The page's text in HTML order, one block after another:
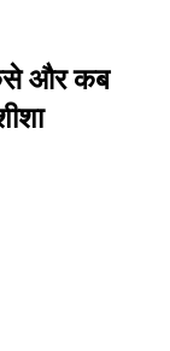
और कब